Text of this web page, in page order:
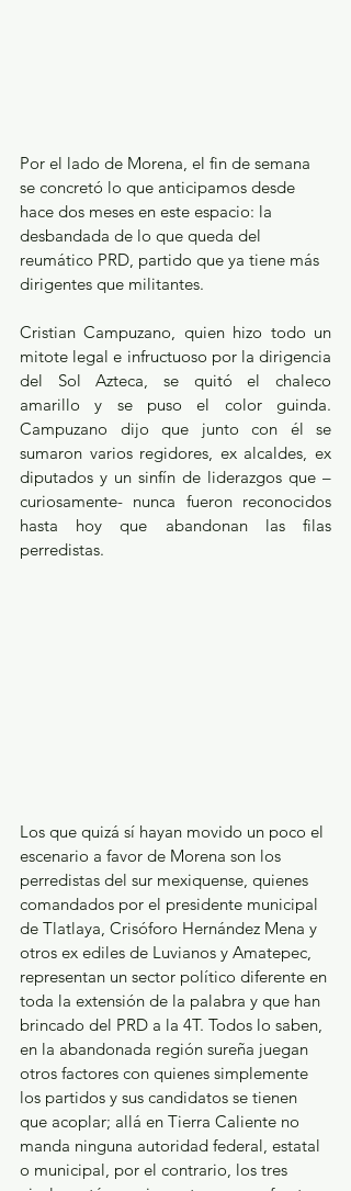
Por el lado de Morena, el fin de semana
se concretó lo que anticipamos desde
hace dos meses en este espacio: la
desbandada de lo que queda del
reumático PRD, partido que ya tiene más
dirigentes que militantes.
Cristian Campuzano, quien hizo todo un
mitote legal e infructuoso por la dirigencia
del Sol Azteca, se quitó el chaleco
amarillo y se puso el color guinda.
Campuzano dijo que junto con él se
sumaron varios regidores, ex alcaldes, ex
diputados y un sinfín de liderazgos que –
curiosamente- nunca fueron reconocidos
hasta hoy que abandonan las filas
perredistas.
Los que quizá sí hayan movido un poco el
escenario a favor de Morena son los
perredistas del sur mexiquense, quienes
comandados por el presidente municipal
de Tlatlaya, Crisóforo Hernández Mena y
otros ex ediles de Luvianos y Amatepec,
representan un sector político diferente en
toda la extensión de la palabra y que han
brincado del PRD a la 4T. Todos lo saben,
en la abandonada región sureña juegan
otros factores con quienes simplemente
los partidos y sus candidatos se tienen
que acoplar; allá en Tierra Caliente no
manda ninguna autoridad federal, estatal
o municipal, por el contrario, los tres